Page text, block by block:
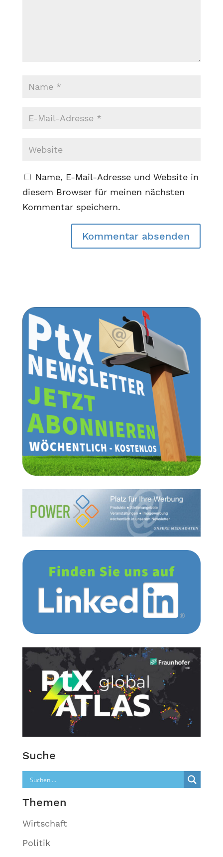
Name, E-Mail-Adresse und Website in
diesem Browser für meinen nächsten
Kommentar speichern.
Suche
Themen
Wirtschaft
Politik